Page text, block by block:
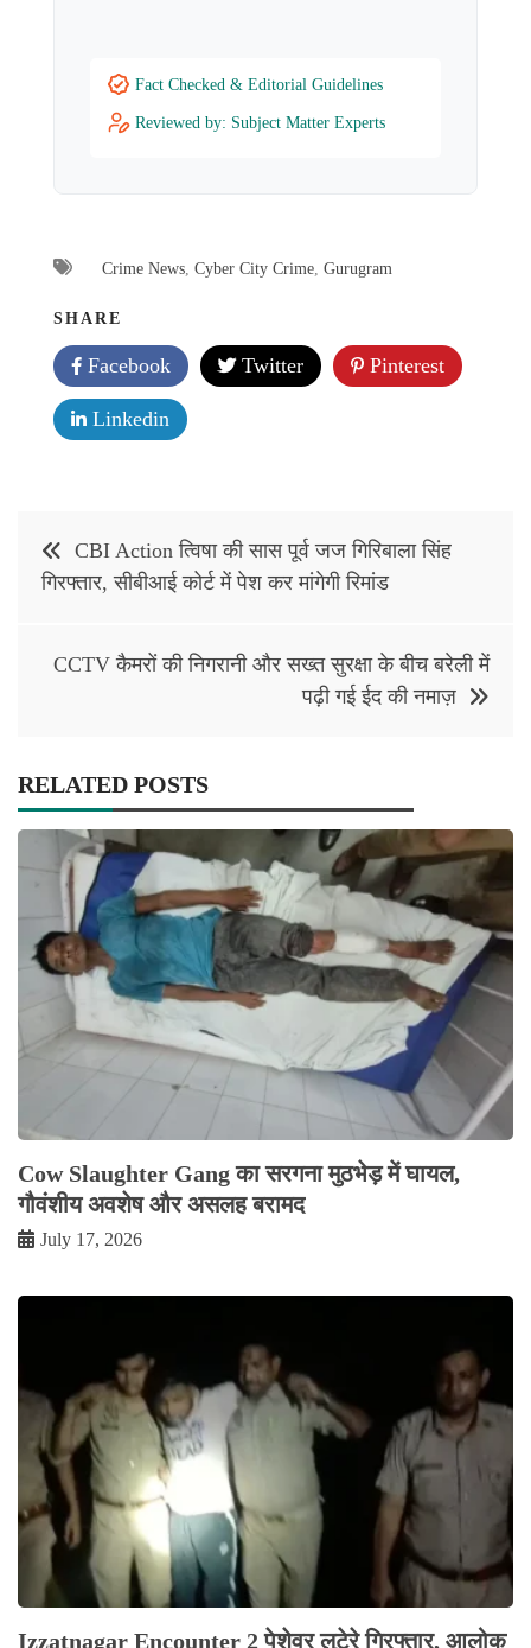
Fact Checked & Editorial Guidelines
Reviewed by: Subject Matter Experts
Crime News Cyber City Crime Gurugram
SHARE
Facebook Twitter Pinterest
Linkedin
navigation
CBI Action त्विषा की सास पूर्व जज गिरिबाला सिंह
गिरफ्तार, सीबीआई कोर्ट में पेश कर मांगेगी रिमांड
CCTV कैमरों की निगरानी और सख्त सुरक्षा के बीच बरेली में
पढ़ी गई ईद की नमाज़
RELATED POSTS
Cow Slaughter Gang का सरगना मुठभेड़ में घायल,
गौवंशीय अवशेष और असलह बरामद
July 17, 2026
Izzatnagar Encounter 2 पेशेवर लुटेरे गिरफ्तार, आलोक